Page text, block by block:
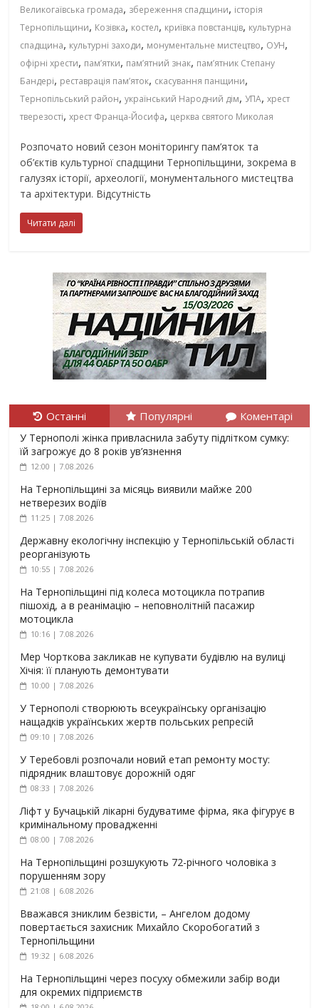
Великогаївська громада, збереження спадщини, історія
Тернопільщини, Козівка, костел, криївка повстанців, культурна
спадщина, культурні заходи, монументальне мистецтво, ОУН,
офірні хрести, пам’ятки, пам’ятний знак, пам’ятник Степану
Бандері, реставрація пам’яток, скасування панщини,
Тернопільський район,український Народний дім, УПА,хрест
тверезості,хрест Франца-Йосифа, церква святого Миколая
Розпочато новий сезон моніторингу пам’яток та
об’єктів культурної спадщини Тернопільщини, зокрема в
галузях історії, археології, монументального мистецтва
та архітектури. Відсутність
Читати далі
Останні Популярні Коментарі
У Тернополі жінка привласнила забуту підлітком сумку:
їй загрожує до 8 років ув’язнення
12:00 | 7.08.2026
На Тернопільщині за місяць виявили майже 200
нетверезих водіїв
11:25 | 7.08.2026
Державну екологічну інспекцію у Тернопільській області
реорганізують
10:55 | 7.08.2026
На Тернопільщині під колеса мотоцикла потрапив
пішохід, а в реанімацію – неповнолітній пасажир
мотоцикла
10:16 | 7.08.2026
Мер Чорткова закликав не купувати будівлю на вулиці
Хічія: її планують демонтувати
10:00 | 7.08.2026
У Тернополі створюють всеукраїнську організацію
нащадків українських жертв польських репресій
09:10 | 7.08.2026
У Теребовлі розпочали новий етап ремонту мосту:
підрядник влаштовує дорожній одяг
08:33 | 7.08.2026
Ліфт у Бучацькій лікарні будуватиме фірма, яка фігурує в
кримінальному провадженні
08:00 | 7.08.2026
На Тернопільщині розшукують 72-річного чоловіка з
порушенням зору
21:08 | 6.08.2026
Вважався зниклим безвісти, – Ангелом додому
повертається захисник Михайло Скоробогатий з
Тернопільщини
19:32 | 6.08.2026
На Тернопільщині через посуху обмежили забір води
для окремих підприємств